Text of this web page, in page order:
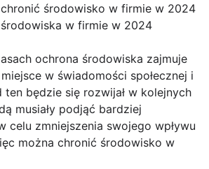
środowisko w firmie w 2024
w firmie w 2024
ochrona środowiska zajmuje
w świadomości społecznej i
ten będzie się rozwijał w kolejnych
musiały podjąć bardziej
celu zmniejszenia swojego wpływu
można chronić środowisko w